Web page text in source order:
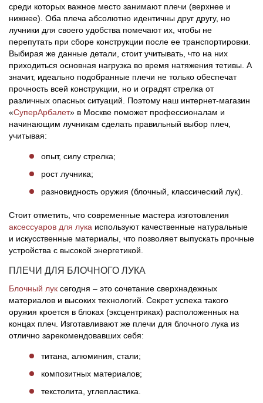
среди которых важное место занимают плечи (верхнее и
нижнее). Оба плеча абсолютно идентичны друг другу, но
лучники для своего удобства помечают их, чтобы не
перепутать при сборе конструкции после ее транспортировки.
Выбирая же данные детали, стоит учитывать, что на них
приходиться основная нагрузка во время натяжения тетивы. А
значит, идеально подобранные плечи не только обеспечат
прочность всей конструкции, но и оградят стрелка от
различных опасных ситуаций. Поэтому наш интернет-магазин
«СуперАрбалет» в Москве поможет профессионалам и
начинающим лучникам сделать правильный выбор плеч,
учитывая:
опыт, силу стрелка;
рост лучника;
разновидность оружия (блочный, классический лук).
Стоит отметить, что современные мастера изготовления
аксессуаров для лука используют качественные натуральные
и искусственные материалы, что позволяет выпускать прочные
устройства с высокой энергетикой.
ПЛЕЧИ ДЛЯ БЛОЧНОГО ЛУКА
Блочный лук сегодня – это сочетание сверхнадежных
материалов и высоких технологий. Секрет успеха такого
оружия кроется в блоках (эксцентриках) расположенных на
концах плеч. Изготавливают же плечи для блочного лука из
отлично зарекомендовавших себя:
титана, алюминия, стали;
композитных материалов;
текстолита, углепластика.